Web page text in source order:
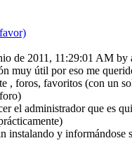
de 2011, 11:29:01 AM by
muy útil por eso me
, foros, favoritos (con un
el administrador que es
y